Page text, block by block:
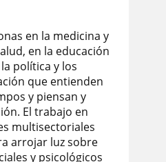
en la medicina y
en la educación
política y los
que entienden
y piensan y
El trabajo en
multisectoriales
arrojar luz sobre
y psicológicos